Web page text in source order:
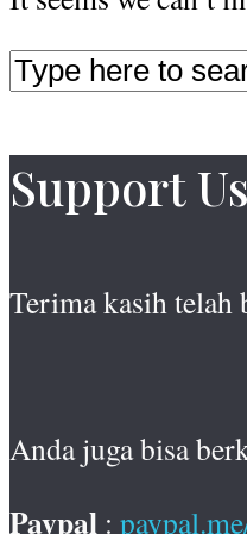
Support Us
Terima kasih
Anda juga bisa
Paypal :